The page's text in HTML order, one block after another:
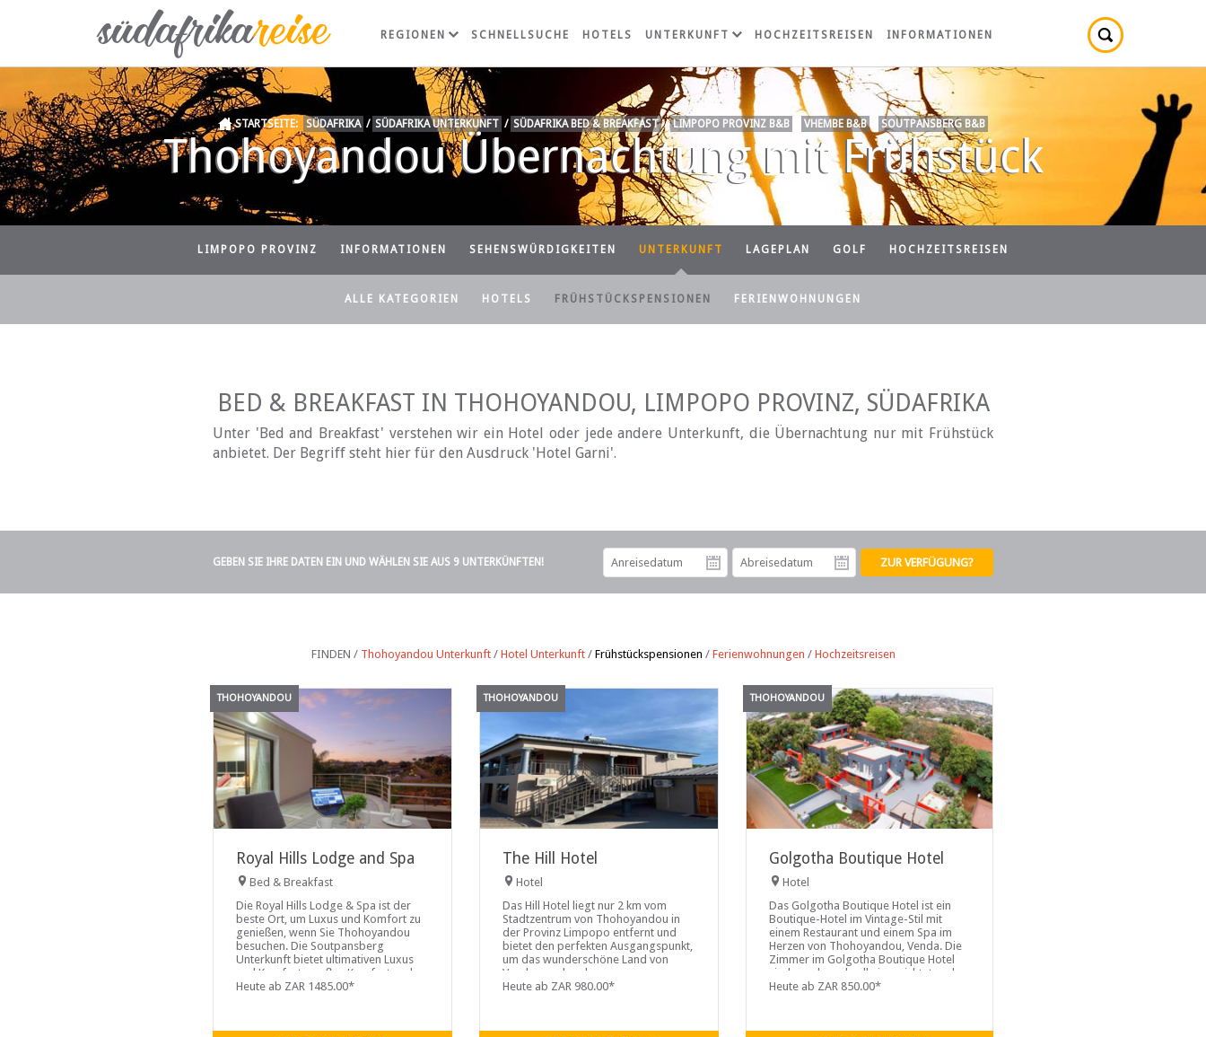
Thohoyandou Übernachtung mit Frühstück
REGIONEN SCHNELLSUCHE HOTELS UNTERKUNFT HOCHZEITSREISEN INFORMATIONEN
STARTSEITE: SÜDAFRIKA / SÜDAFRIKA UNTERKUNFT / SÜDAFRIKA BED & BREAKFAST / LIMPOPO PROVINZ B&B VHEMBE B&B / SOUTPANSBERG B&B
LIMPOPO PROVINZ INFORMATIONEN SEHENSWÜRDIGKEITEN UNTERKUNFT LAGEPLAN GOLF HOCHZEITSREISEN
ALLE KATEGORIEN HOTELS FRÜHSTÜCKSPENSIONEN FERIENWOHNUNGEN
BED & BREAKFAST IN THOHOYANDOU, LIMPOPO PROVINZ, SÜDAFRIKA
Unter 'Bed and Breakfast' verstehen wir ein Hotel oder jede andere Unterkunft, die Übernachtung nur mit Frühstück
anbietet. Der Begriff steht hier für den Ausdruck 'Hotel Garni'.
GEBEN SIE IHRE DATEN EIN UND WÄHLEN SIE AUS 9 UNTERKÜNFTEN!
FINDEN / Thohoyandou Unterkunft/ Hotel Unterkunft/ Frühstückspensionen / Ferienwohnungen / Hochzeitsreisen
THOHOYANDOU
Royal Hills Lodge and Spa
Bed & Breakfast
Die Royal Hills Lodge & Spa ist der
beste Ort, um Luxus und Komfort zu
genießen, wenn Sie Thohoyandou
besuchen. Die Soutpansberg
Unterkunft bietet ultimativen Luxus
und Komfort, großen Komfort und
sehr gute Sicherheit.
Heute ab ZAR 1485.00*
THOHOYANDOU
The Hill Hotel
Hotel
Das Hill Hotel liegt nur 2 km vom
Stadtzentrum von Thohoyandou in
der Provinz Limpopo entfernt und
bietet den perfekten Ausgangspunkt,
um das wunderschöne Land von
Venda zu erkunden.
Heute ab ZAR 980.00*
THOHOYANDOU
Golgotha Boutique Hotel
Hotel
Das Golgotha Boutique Hotel ist ein
Boutique-Hotel im Vintage-Stil mit
einem Restaurant und einem Spa im
Herzen von Thohoyandou, Venda. Die
Zimmer im Golgotha Boutique Hotel
sind geschmackvoll eingerichtet und
verfügen über ein eigenes Bad, einen
Heute ab ZAR 850.00*